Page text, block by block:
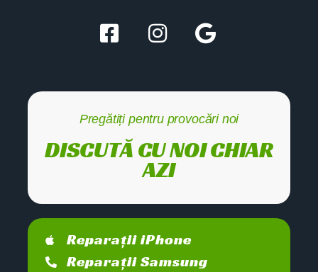
Pregătiți pentru provocări noi
DISCUTĂ CU NOI CHIAR
AZI
Reparații iPhone
Reparații Samsung